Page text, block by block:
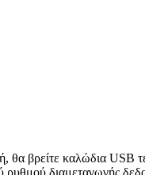
θα βρείτε καλώδια
διαμεταγωγής